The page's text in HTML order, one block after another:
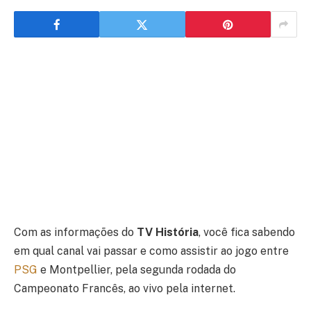
Com as informações do TV História, você fica sabendo
em qual canal vai passar e como assistir ao jogo entre
PSG e Montpellier, pela segunda rodada do
Campeonato Francês, ao vivo pela internet.